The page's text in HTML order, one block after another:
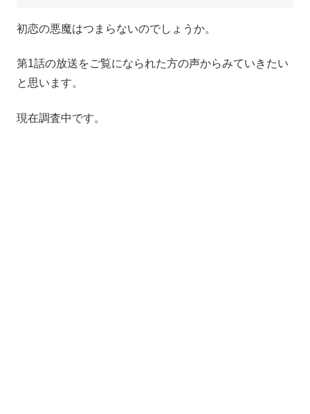
初恋の悪魔はつまらないのでしょうか。
第1話の放送をご覧になられた方の声からみていきたい
と思います。
現在調査中です。